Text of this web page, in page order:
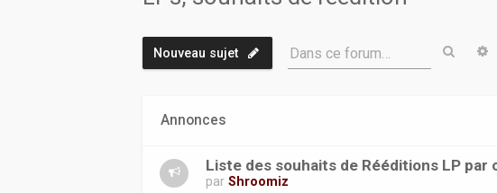
Nouveau sujet Dans ce forum…
Annonces
Liste des souhaits de Rééditions LP par
parShroomiz